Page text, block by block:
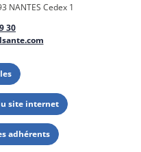
NANTES Cedex 1
30
site internet
adhérents